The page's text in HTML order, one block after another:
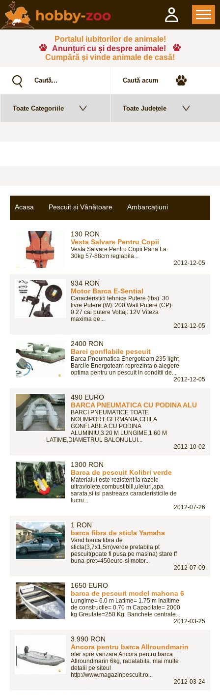
Portalul iubitorilor de animale!
Anunțuri cu și despre animale!
Cumpără și vinde animale de casă!
Acasa Pescuit și Vânãtoare Ambarcațiuni
130 RON
Vesta Salvare Pentru Copii
Vesta Salvare Pentru Copii Pana La
30kg 57-88cm reglabila...
2012-12-05
934 RON
Motor Barca E-Sential
Caracteristici tehnice Putere (lbs): 30
livre Putere (W): 200 Watt Putere (CP):
0.27 cai putere Voltaj: 12V Viteza
maxima de...
2012-12-05
2400 RON
Barci gonflabile pescuit
Barca Pneumatica Energoteam 235 light
Barcile Energoteam reprezinta o alegere
optima pentru un pescuit in conditii de...
2012-12-05
490 EURO
BARCA PNEUMATICA CU PODINA ALU
BARCI PNEUMATICE TOATE
NOI,IMPORT GERMANIA,CHILA
GONFLABILA CU PODINA
ALUMINIU,3.20 M LUNGIME,1.60 M
LATIME,DIAMETRUL BALONULUI...
2012-10-02
1300 RON
Barca de pescuit Kolibri verde
Materialul este rezistent la razele
ultraviolete,combustibili,uleiuri,apa
sarata,si isi pastreaza caracteristicile de
lucru...
2012-07-26
1 RON
barca fibra de sticla Yamaha
Vand barca fibra de
sticla(3,7x1,5m)verde pretabila pt
pescuit(poate fi pusa pe masina) stare ff
buna-pret=450euro-si motor...
2012-07-09
1650 EURO
barca de pescuit model mahona 6
Lungime= 6.0 m Latime= 1.75 m Inaltime
de constructie= 0,70 m Capacitate= 2000
kg Greutate=250 Kg. Banchete centrale...
2012-03-25
3.990 RON
Ancora pentru barca Allroundmarin
ofer spre vanzare Ancora pentru barca
Allroundmarin 6kg, rabatabila. mai multe
detalii pe siteul
http://www.magazinpescuit.ro...
2012-03-24